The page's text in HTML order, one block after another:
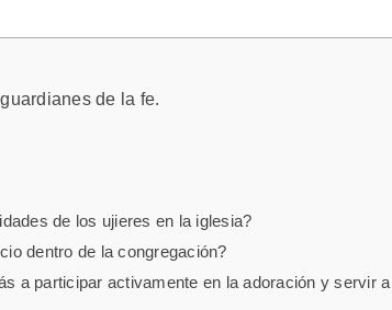
de la fe.
de los ujieres en la iglesia?
dentro de la congregación?
a participar activamente en la adoración y servir a